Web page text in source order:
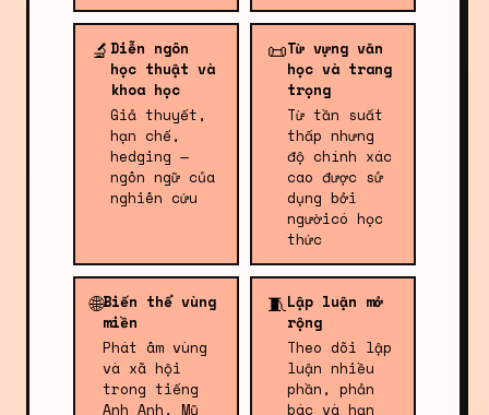
🔬 Diễn ngôn
học thuật và
khoa học
Giả thuyết,
hạn chế,
hedging —
ngôn ngữ của
nghiên cứu
📜Từ vựng văn
học và trang
trọng
Từ tần suất
thấp nhưng
độ chính xác
cao được sử
dụng bởi
ngườicó học
thức
🌐Biến thể vùng
miền
Phát âm vùng
và xã hội
trong tiếng
Anh Anh, Mỹ
🧵Lập luận mở
rộng
Theo dõi lập
luận nhiều
phần, phản
bác và hạn